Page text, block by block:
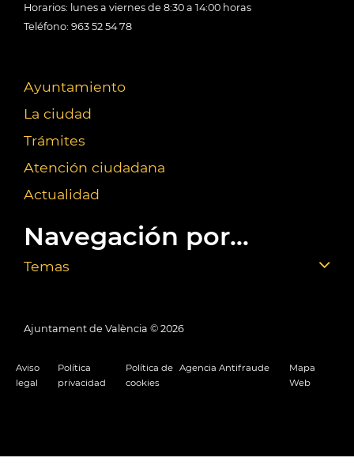
Horarios: lunes a viernes de 8:30 a 14:00 horas
Teléfono: 963 52 54 78
Ayuntamiento
La ciudad
Trámites
Atención ciudadana
Actualidad
Navegación por...
Temas
Ajuntament de València © 2026
Aviso
legal
Política
privacidad
Política de
cookies
Agencia Antifraude
Mapa
Web